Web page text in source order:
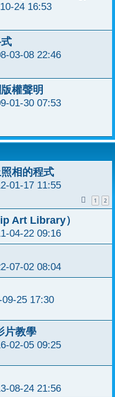
24 16:53
03-08 22:46
權聲明
01-30 07:53
相的程式
01-17 11:55
1 2
Art Library）
04-22 09:16
07-02 08:04
09-25 17:30
片教學
02-05 09:25
08-24 21:56